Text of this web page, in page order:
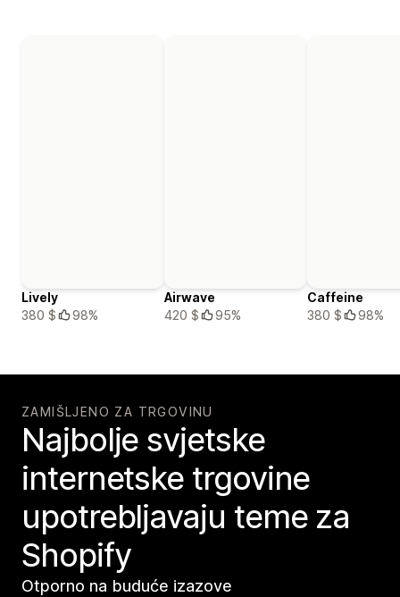
Lively
380 $
98%
Airwave
420 $
95%
Caffeine
380 $
98%
ZAMIŠLJENO ZA TRGOVINU
Najbolje svjetske
internetske trgovine
upotrebljavaju teme za
Shopify
Otporno na buduće izazove